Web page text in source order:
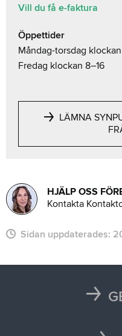
Vill du få e-faktura
Öppettider
Måndag-torsdag
Fredag klockan 8–16
LÄMNA
HJÄLP OSS
Kontakta
Sidan uppdaterades: